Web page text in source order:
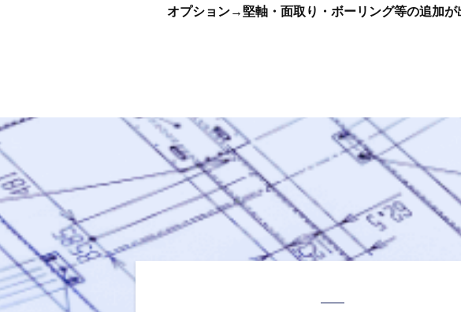
オプション→堅軸・面取り・ボーリング等の追加が